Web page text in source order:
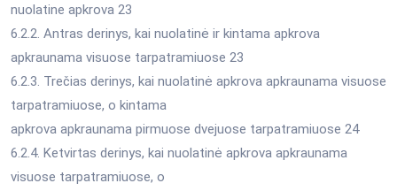
nuolatine apkrova 23
6.2.2. Antras derinys, kai nuolatinė ir kintama apkrova
apkraunama visuose tarpatramiuose 23
6.2.3. Trečias derinys, kai nuolatinė apkrova apkraunama visuose
tarpatramiuose, o kintama
apkrova apkraunama pirmuose dvejuose tarpatramiuose 24
6.2.4. Ketvirtas derinys, kai nuolatinė apkrova apkraunama
visuose tarpatramiuose, o